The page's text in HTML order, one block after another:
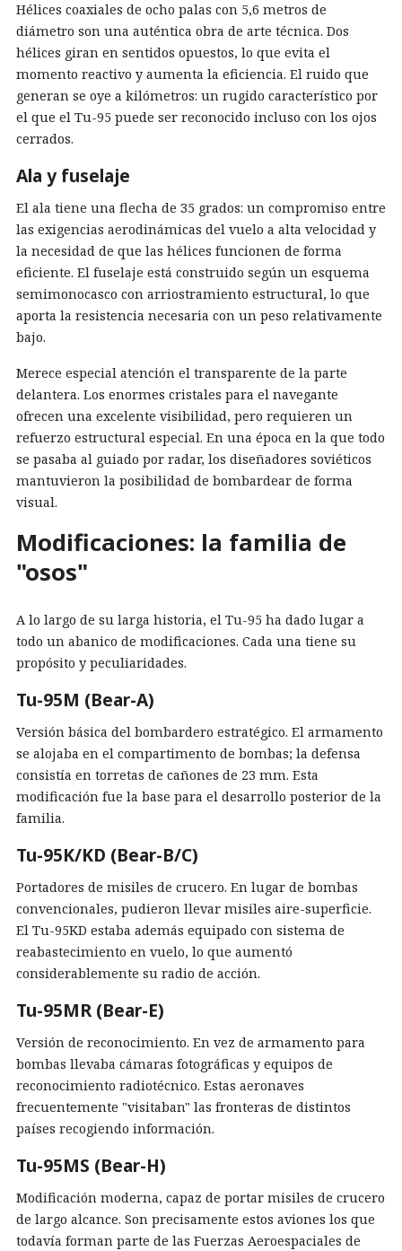
Hélices coaxiales de ocho palas con 5,6 metros de
diámetro son una auténtica obra de arte técnica. Dos
hélices giran en sentidos opuestos, lo que evita el
momento reactivo y aumenta la eficiencia. El ruido que
generan se oye a kilómetros: un rugido característico por
el que el Tu-95 puede ser reconocido incluso con los ojos
cerrados.
Ala y fuselaje
El ala tiene una flecha de 35 grados: un compromiso entre
las exigencias aerodinámicas del vuelo a alta velocidad y
la necesidad de que las hélices funcionen de forma
eficiente. El fuselaje está construido según un esquema
semimonocasco con arriostramiento estructural, lo que
aporta la resistencia necesaria con un peso relativamente
bajo.
Merece especial atención el transparente de la parte
delantera. Los enormes cristales para el navegante
ofrecen una excelente visibilidad, pero requieren un
refuerzo estructural especial. En una época en la que todo
se pasaba al guiado por radar, los diseñadores soviéticos
mantuvieron la posibilidad de bombardear de forma
visual.
Modificaciones: la familia de
"osos"
A lo largo de su larga historia, el Tu-95 ha dado lugar a
todo un abanico de modificaciones. Cada una tiene su
propósito y peculiaridades.
Tu-95M (Bear-A)
Versión básica del bombardero estratégico. El armamento
se alojaba en el compartimento de bombas; la defensa
consistía en torretas de cañones de 23 mm. Esta
modificación fue la base para el desarrollo posterior de la
familia.
Tu-95K/KD (Bear-B/C)
Portadores de misiles de crucero. En lugar de bombas
convencionales, pudieron llevar misiles aire-superficie.
El Tu-95KD estaba además equipado con sistema de
reabastecimiento en vuelo, lo que aumentó
considerablemente su radio de acción.
Tu-95MR (Bear-E)
Versión de reconocimiento. En vez de armamento para
bombas llevaba cámaras fotográficas y equipos de
reconocimiento radiotécnico. Estas aeronaves
frecuentemente "visitaban" las fronteras de distintos
países recogiendo información.
Tu-95MS (Bear-H)
Modificación moderna, capaz de portar misiles de crucero
de largo alcance. Son precisamente estos aviones los que
todavía forman parte de las Fuerzas Aeroespaciales de